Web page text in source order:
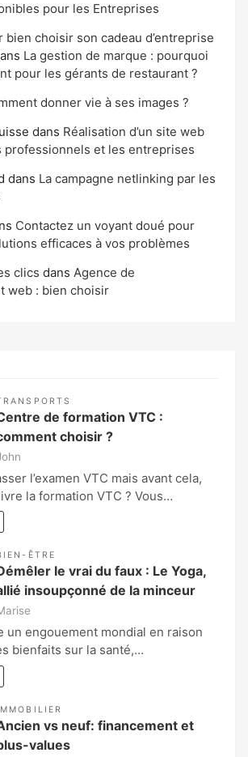
pour les Entreprises
bien choisir son cadeau d’entreprise
La gestion de marque : pourquoi
pour les gérants de restaurant ?
donner vie à ses images ?
dans Réalisation d’un site web
professionnels et les entreprises
dans La campagne netlinking par les
Contactez un voyant doué pour
efficaces à vos problèmes
clics dans Agence de
web : bien choisir
de formation VTC :
choisir ?
l’examen VTC mais avant cela,
la formation VTC ? Vous…
ÊTRE
le vrai du faux : Le Yoga,
insoupçonné de la minceur
un engouement mondial en raison
bienfaits sur la santé,…
vs neuf: financement et
values